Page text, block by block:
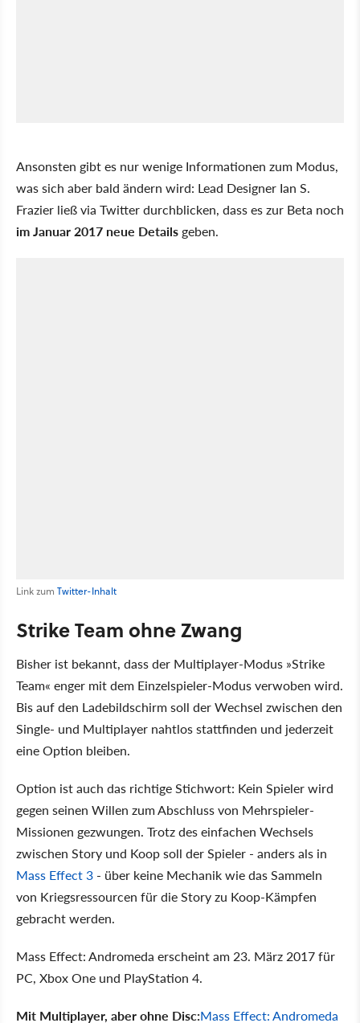
Ansonsten gibt es nur wenige Informationen zum Modus,
was sich aber bald ändern wird: Lead Designer Ian S.
Frazier ließ via Twitter durchblicken, dass es zur Beta noch
im Januar 2017 neue Details geben.
Link zum Twitter-Inhalt
Strike Team ohne Zwang
Bisher ist bekannt, dass der Multiplayer-Modus »Strike
Team« enger mit dem Einzelspieler-Modus verwoben wird.
Bis auf den Ladebildschirm soll der Wechsel zwischen den
Single- und Multiplayer nahtlos stattfinden und jederzeit
eine Option bleiben.
Option ist auch das richtige Stichwort: Kein Spieler wird
gegen seinen Willen zum Abschluss von Mehrspieler-
Missionen gezwungen. Trotz des einfachen Wechsels
zwischen Story und Koop soll der Spieler - anders als in
Mass Effect 3 - über keine Mechanik wie das Sammeln
von Kriegsressourcen für die Story zu Koop-Kämpfen
gebracht werden.
Mass Effect: Andromeda erscheint am 23. März 2017 für
PC, Xbox One und PlayStation 4.
Mit Multiplayer, aber ohne Disc:Mass Effect: Andromeda